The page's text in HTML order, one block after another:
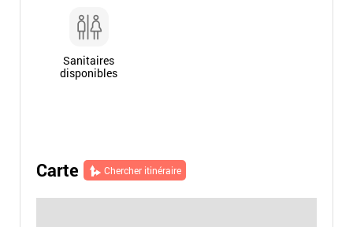
Sanitaires
disponibles
Carte Chercher itinéraire